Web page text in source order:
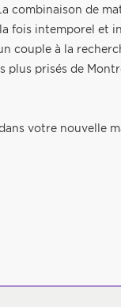
combinaison de
fois intemporel et
couple à la
plus prisés de
votre nouvelle